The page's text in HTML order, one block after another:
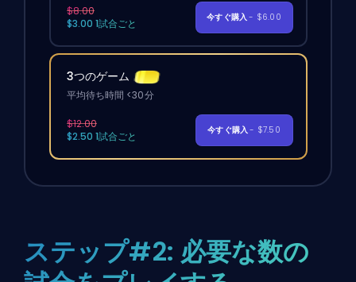
$8.00
$3.00 1試合ごと
今すぐ購入- $6.00
3つのゲーム
平均待ち時間 <30分
$12.00
$2.50 1試合ごと
今すぐ購入- $7.50
ステップ#2: 必要な数の